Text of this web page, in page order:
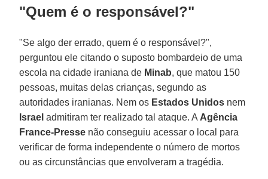
"Quem é o responsável?"
"Se algo der errado, quem é o responsável?",
perguntou ele citando o suposto bombardeio de uma
escola na cidade iraniana de Minab, que matou 150
pessoas, muitas delas crianças, segundo as
autoridades iranianas. Nem os Estados Unidos nem
Israel admitiram ter realizado tal ataque. A Agência
France-Presse não conseguiu acessar o local para
verificar de forma independente o número de mortos
ou as circunstâncias que envolveram a tragédia.